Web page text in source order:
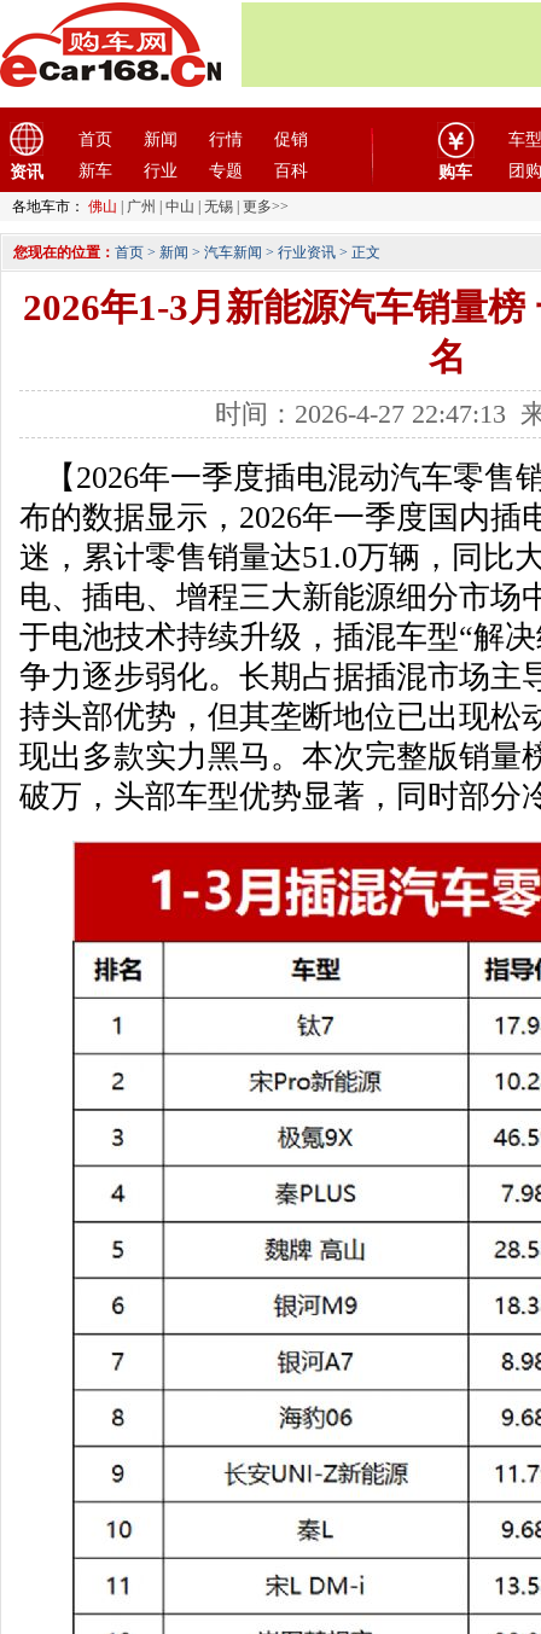
资讯
首页 新闻 行情
促销
新车
行业 专题 百科 购车
车型
团购
各地车市： 佛山 广州 中山 无锡 更多>>
您现在的位置： 首页 > 新闻 > 汽车新闻 > 行业资讯 > 正文
2026年1-3月新能源汽车销量
名
时间：2026-4-27 22:47:13
【2026年一季度插电混动汽车零售
布的数据显示，2026年一季度国内插
迷，累计零售销量达51.0万辆，同比
电、插电、增程三大新能源细分市场
于电池技术持续升级，插混车型“解
争力逐步弱化。长期占据插混市场主
持头部优势，但其垄断地位已出现松
现出多款实力黑马。本次完整版销量
破万，头部车型优势显著，同时部分